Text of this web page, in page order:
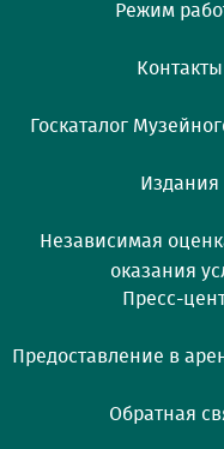
Режим
Контакты
Госкаталог
Издания
Независимая
оказания
Пресс-
Предоставление в
Обратная